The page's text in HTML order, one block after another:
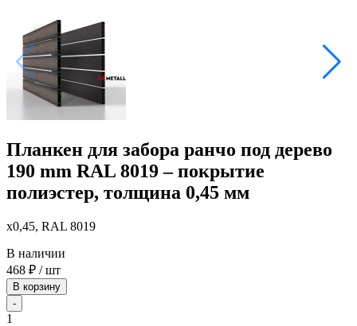
Планкен для забора ранчо под дерево
190 mm RAL 8019 – покрытие
полиэстер, толщина 0,45 мм
x0,45, RAL 8019
В наличии
468 ₽ / шт
В корзину
-
1